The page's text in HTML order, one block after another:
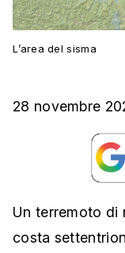
L’area del sisma
28 novembre
Un terremoto di
costa